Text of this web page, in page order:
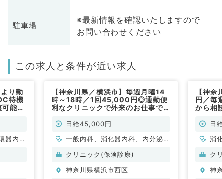
駐車場
※最新情報を確認いたしますので
お問い合わせください
この求人と条件が近い求人
り勤
待機
可能
器内
【神奈川県／横浜市】毎週月曜14
時～18時／1回45,000円◎通勤便
利なクリニックで外来のお仕事です
日給45,000円
一般内科、消化器内科、内分泌・
代謝内科
クリニック(保険診療)
神奈川県横浜市西区
【神
円／毎
から相
化器内
日
消
ク
神